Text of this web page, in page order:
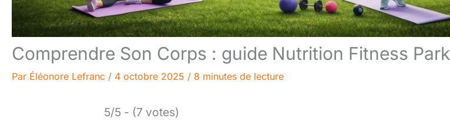
Comprendre Son Corps : guide Nutrition Fitness Park
Par Éléonore Lefranc / 4 octobre 2025 / 8 minutes de lecture
5/5 - (7 votes)